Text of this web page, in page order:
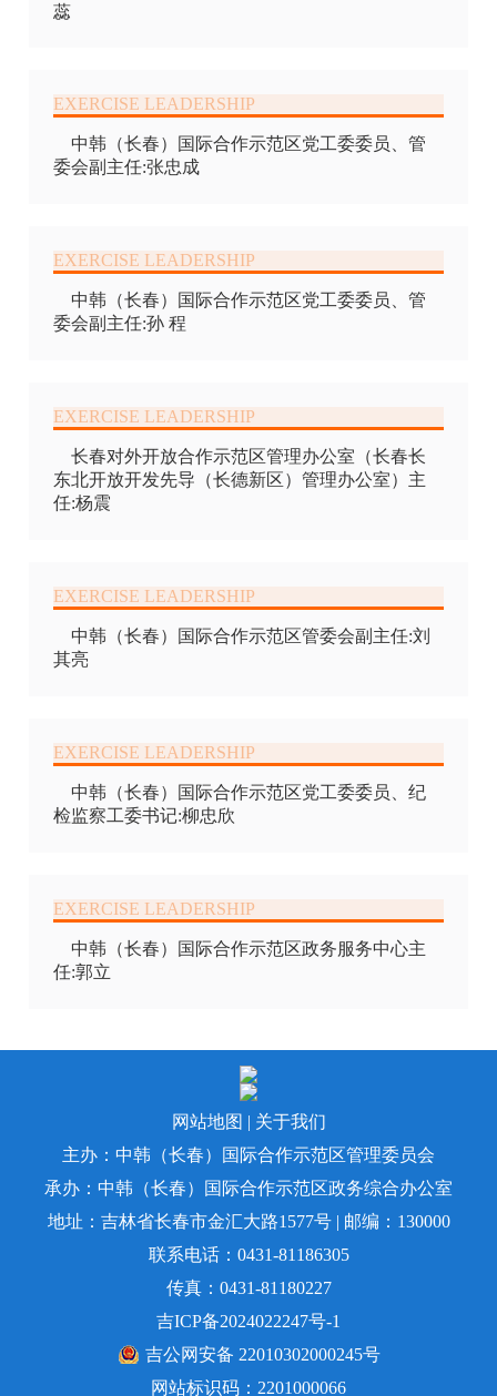
蕊
中韩（长春）国际合作示范区党工委委员、管
委会副主任:张忠成
中韩（长春）国际合作示范区党工委委员、管
委会副主任:孙 程
长春对外开放合作示范区管理办公室（长春长
东北开放开发先导（长德新区）管理办公室）主
任:杨震
中韩（长春）国际合作示范区管委会副主任:刘
其亮
中韩（长春）国际合作示范区党工委委员、纪
检监察工委书记:柳忠欣
中韩（长春）国际合作示范区政务服务中心主
任:郭立
网站地图 | 关于我们
主办：中韩（长春）国际合作示范区管理委员会
承办：中韩（长春）国际合作示范区政务综合办公室
地址：吉林省长春市金汇大路1577号 | 邮编：130000
联系电话：0431-81186305
传真：0431-81180227
吉ICP备2024022247号-1
吉公网安备 22010302000245号
网站标识码：2201000066